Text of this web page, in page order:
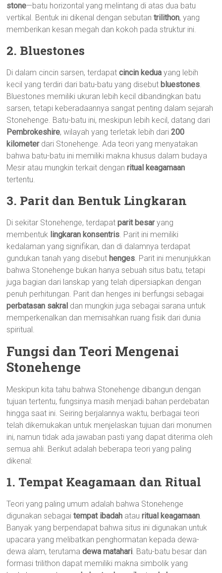
stone—batu horizontal yang melintang di atas dua batu
vertikal. Bentuk ini dikenal dengan sebutantrilithon, yang
memberikan kesan megah dan kokoh pada struktur ini.
2. Bluestones
Di dalam cincin sarsen, terdapatcincin kedua yang lebih
kecil yang terdiri dari batu-batu yang disebut bluestones.
Bluestones memiliki ukuran lebih kecil dibandingkan batu
sarsen, tetapi keberadaannya sangat penting dalam sejarah
Stonehenge. Batu-batu ini, meskipun lebih kecil, datang dari
Pembrokeshire, wilayah yang terletak lebih dari200
kilometerdari Stonehenge. Ada teori yang menyatakan
bahwa batu-batu ini memiliki makna khusus dalam budaya
Mesir atau mungkin terkait denganritual keagamaan
tertentu.
3. Parit dan Bentuk Lingkaran
Di sekitar Stonehenge, terdapatparit besaryang
membentuk lingkaran konsentris. Parit ini memiliki
kedalaman yang signifikan, dan di dalamnya terdapat
gundukan tanah yang disebut henges. Parit ini menunjukkan
bahwa Stonehenge bukan hanya sebuah situs batu, tetapi
juga bagian dari lanskap yang telah dipersiapkan dengan
penuh perhitungan. Parit dan henges ini berfungsi sebagai
perbatasan sakral dan mungkin juga sebagai sarana untuk
memperkenalkan dan memisahkan ruang fisik dari dunia
spiritual.
Fungsi dan Teori Mengenai
Stonehenge
Meskipun kita tahu bahwa Stonehenge dibangun dengan
tujuan tertentu, fungsinya masih menjadi bahan perdebatan
hingga saat ini. Seiring berjalannya waktu, berbagai teori
telah dikemukakan untuk menjelaskan tujuan dari monumen
ini, namun tidak ada jawaban pasti yang dapat diterima oleh
semua ahli. Berikut adalah beberapa teori yang paling
dikenal:
1. Tempat Keagamaan dan Ritual
Teori yang paling umum adalah bahwa Stonehenge
digunakan sebagaitempat ibadah atauritual keagamaan.
Banyak yang berpendapat bahwa situs ini digunakan untuk
upacara yang melibatkan penghormatan kepada dewa-
dewa alam, terutamadewa matahari. Batu-batu besar dan
formasi trilithon dapat memiliki makna simbolik yang